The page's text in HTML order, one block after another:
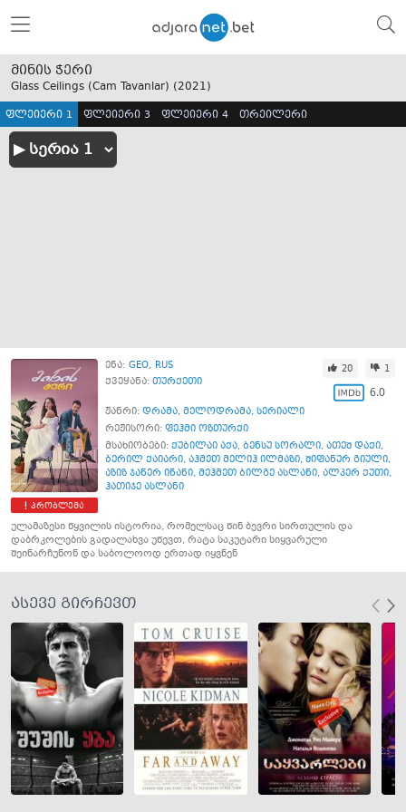
მინის ჭერი
Glass Ceilings (Cam Tavanlar) (2021)
ფლეიერი 1 ფლეიერი 3 ფლეიერი 4 თრეილერი
პრობლემა
ენა: GEO RUS
ქვეყანა: თურქეთი
20 1
6.0
ჟანრი: დრამა, მელოდრამა, სერიალი
რეჟისორი: ფეჰმი ოზთურქი
მსახიობები: ქუბილაი აქა, ბენსუ სორალი, ათეშ დაქი,
ბერილ ქაიარი, აჰმეთ მელიჰ ილმაზი, შიფანურ გიული,
აზიზ ჯანერ ინანი, მეჰმეთ ბილგე ასლანი, ალპერ ქუთი,
ჰათიჯე ასლანი
ულამაზესი წყვილის ისტორია, რომელსაც წინ ბევრი სირთულის და
დაბრკოლების გადალახვა უწევთ, რატა საკუტარი სიყვარული
შეინარჩუნონ და საბოლოოდ ერთად იყვნენ
ასევე გირჩევთ